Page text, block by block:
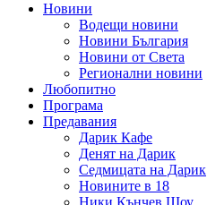
Новини
Водещи новини
Новини България
Новини от Света
Регионални новини
Любопитно
Програма
Предавания
Дарик Кафе
Денят на Дарик
Седмицата на Дарик
Новините в 18
Ники Кънчев Шоу